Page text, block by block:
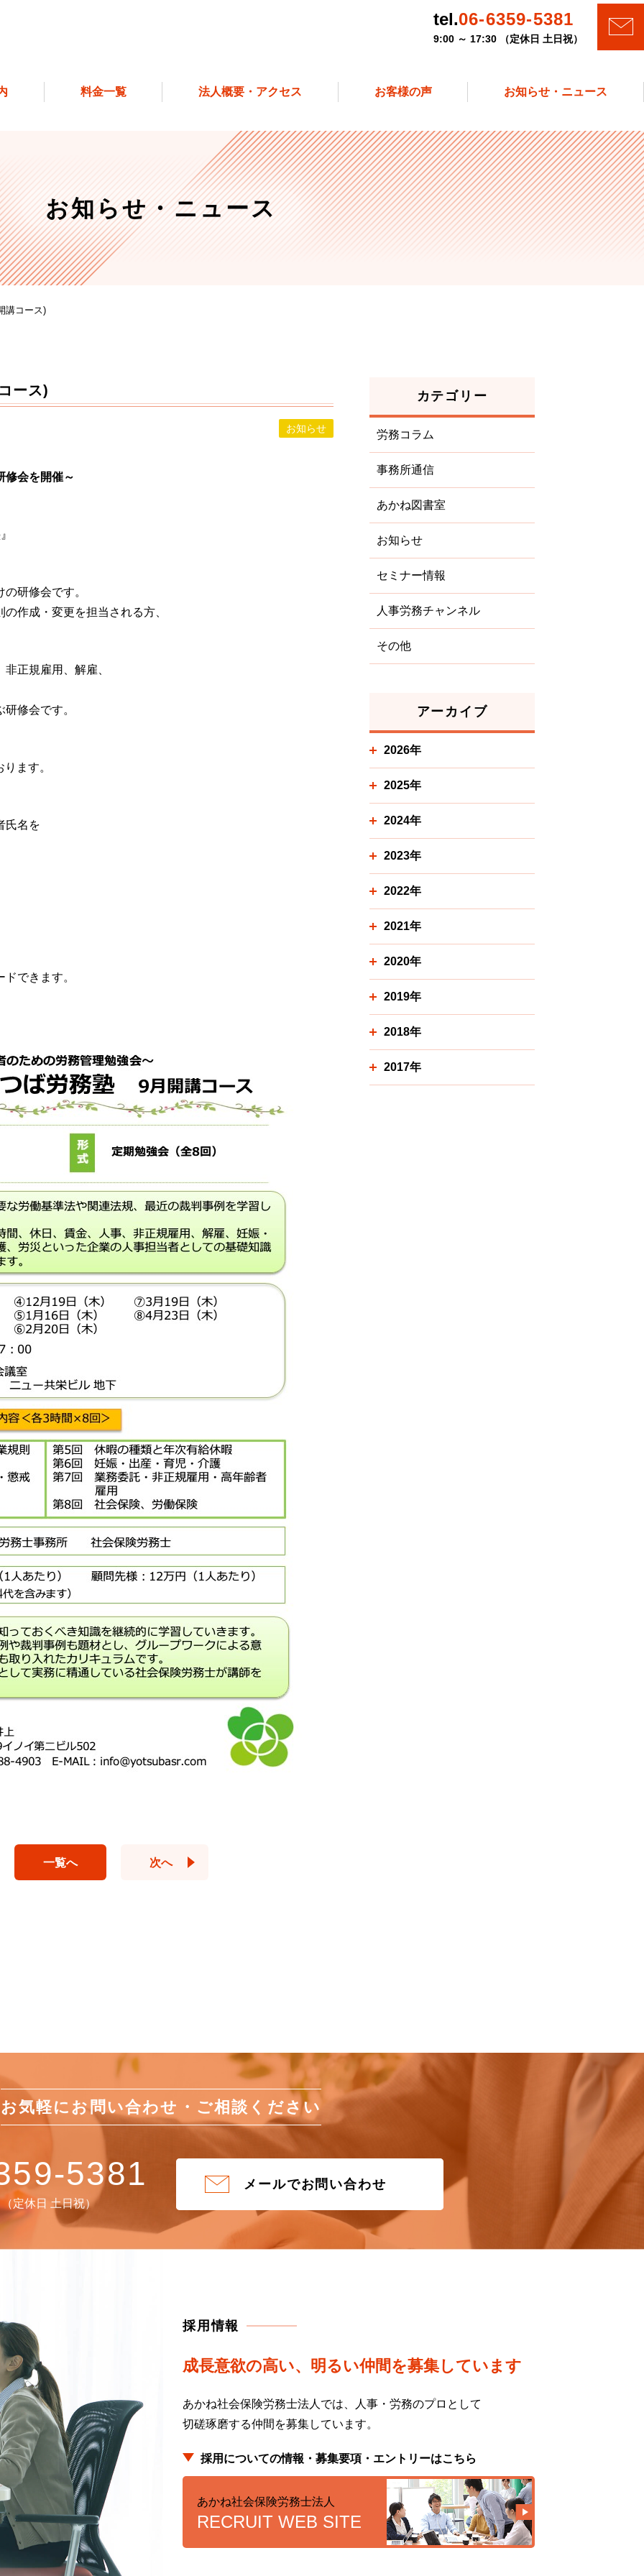
tel.06-6359-5381
9:00 ～ 17:30 （定休日 土日祝）
料金一覧 法人概要・アクセス お客様の声 お知らせ・ニュース
お知らせ・ニュース
講コース)
ース)
お知らせ
修会を開催～
研修会です。
作成・変更を担当される方、
正規雇用、解雇、
修会です。
ます。
氏名を
できます。
一覧へ 次へ
カテゴリー
労務コラム
事務所通信
あかね図書室
お知らせ
セミナー情報
人事労務チャンネル
その他
アーカイブ
2026年
2025年
2024年
2023年
2022年
2021年
2020年
2019年
2018年
2017年
お気軽にお問い合わせ・ ご相談ください
5381
定休日 土日祝）
メールでお問い合わせ
採用情報
成長意欲の高い、明るい仲間を募集しています
あかね社会保険労務士法人では、人事・労務のプロとして
切磋琢磨する仲間を募集しています。
採用についての情報・募集要項・エントリーはこちら
あかね社会保険労務士法人
RECRUIT WEB SITE